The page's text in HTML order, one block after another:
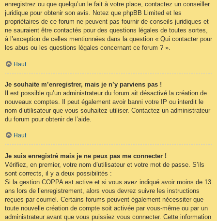
enregistrez ou que quelqu’un le fait à votre place, contactez un conseiller
juridique pour obtenir son avis. Notez que phpBB Limited et les
propriétaires de ce forum ne peuvent pas fournir de conseils juridiques et
ne sauraient être contactés pour des questions légales de toutes sortes,
à l’exception de celles mentionnées dans la question « Qui contacter pour
les abus ou les questions légales concernant ce forum ? ».
Haut
Je souhaite m’enregistrer, mais je n’y parviens pas !
Il est possible qu’un administrateur du forum ait désactivé la création de
nouveaux comptes. Il peut également avoir banni votre IP ou interdit le
nom d’utilisateur que vous souhaitez utiliser. Contactez un administrateur
du forum pour obtenir de l’aide.
Haut
Je suis enregistré mais je ne peux pas me connecter !
Vérifiez, en premier, votre nom d’utilisateur et votre mot de passe. S’ils
sont corrects, il y a deux possibilités :
Si la gestion COPPA est active et si vous avez indiqué avoir moins de 13
ans lors de l’enregistrement, alors vous devrez suivre les instructions
reçues par courriel. Certains forums peuvent également nécessiter que
toute nouvelle création de compte soit activée par vous-même ou par un
administrateur avant que vous puissiez vous connecter. Cette information